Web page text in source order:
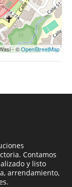
- ©OpenStreetMap
Contamos
y listo
arrendamiento,